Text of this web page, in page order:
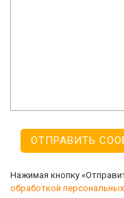
Нажимая кнопку
обработкой